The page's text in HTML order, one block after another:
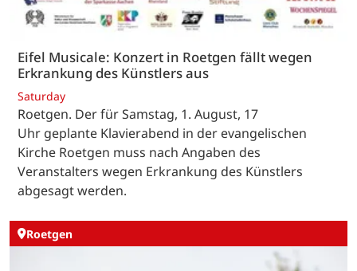
Eifel Musicale: Konzert in Roetgen fällt wegen
Erkrankung des Künstlers aus
Saturday
Roetgen. Der für Samstag, 1. August, 17
Uhr geplante Klavierabend in der evangelischen
Kirche Roetgen muss nach Angaben des
Veranstalters wegen Erkrankung des Künstlers
abgesagt werden.
Roetgen